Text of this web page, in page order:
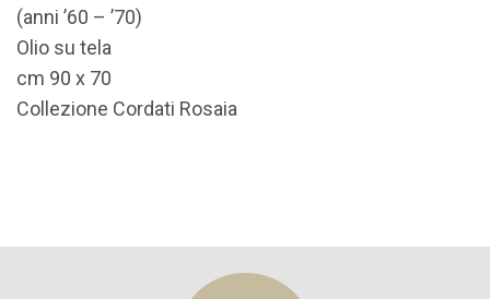
(anni ’60 – ’70)
Olio su tela
cm 90 x 70
Collezione Cordati Rosaia